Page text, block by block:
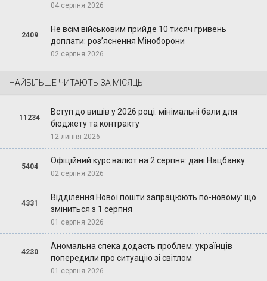
04 серпня 2026
2409
Не всім військовим прийде 10 тисяч гривень
доплати: роз’яснення Міноборони
02 серпня 2026
НАЙБІЛЬШЕ ЧИТАЮТЬ ЗА МІСЯЦЬ
11234
Вступ до вишів у 2026 році: мінімальні бали для
бюджету та контракту
12 липня 2026
5404
Офіційний курс валют на 2 серпня: дані Нацбанку
02 серпня 2026
4331
Відділення Нової пошти запрацюють по-новому: що
зміниться з 1 серпня
01 серпня 2026
4230
Аномальна спека додасть проблем: українців
попередили про ситуацію зі світлом
01 серпня 2026